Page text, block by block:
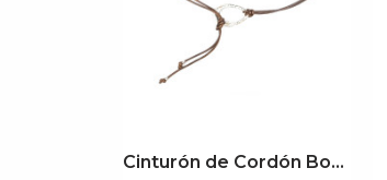
Cinturón de Cordón Boho